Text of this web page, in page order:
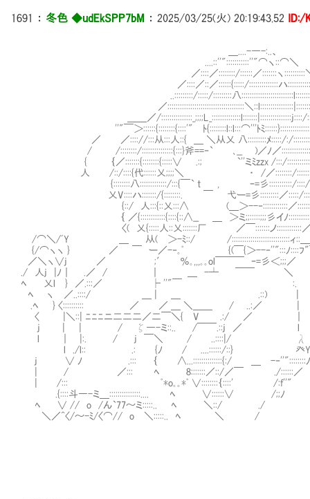
1691 ： 冬色 ◆udEkSPP7bM ： 2025/03/25(火) 20:19:43.52 ID:/
＿....-―-:..、
....::''":::::::::::''"⌒ヽ::⌒＼
／::::／::::::::/::::::／:::::::ヽ::::::::::
／::::／::／::::::{:::::/::::::::::::::ハ
..:::::::::/:::::/:::::::::八
／:::::::::::::::::::::::::::::::::::::＼::l::::::::::::::::|:::::::ﾊ
＿＿／/:::::::::::::::_;;;;L_::::::::::::::l:::::::|:::::::::::::::j::::/
''"￣＞::::::{::::::::{::::'" ﾄ{::::::::l::l:::⌒'''ﾄﾐ
／ ／:::://:::从:::人::{ ＿ ＼从乂 八:::::::::ﾒ:::::/:/
/ /::::::::/:::::::::::::::{:::}斧==‐` ､__ )／ﾉ／
{ ｛／:::::::{::::::::{:::::∨ .:; `''ミﾐzzx /:::/
人 /::/::::{代::::::乂;;;;＼ ・ /／::::::::/
{::::::::八:::::::::::::/:::{￣` t , ｰ=彡:::::::::::/::::/
乂V::::ハ:::::::/{::::::::. ￣ 弋ー=彡:::::::::／:::::/
{::/ 人:::{::乂:::∧ (＿＞--‐::::::::::::／
｛ ／{::::::::::::{::::{::∧__ ＿ ＞ミ;;:::::;;;彡イﾉ:::::::::::::/
〈( 乂{:::::人::乂:::::::厂 ／￣:::::::ノ::::::::::::／:::::
/⌒＼/ﾞY ＿ 从( ＞-ﾐ::/ /::::::::::::::::::::::::::::ィ::＿／
{/⌒ヽヽ } ／ ￣ ー／-‐｡ﾟ {(￣{＞--‐''":::ﾉ::::ﾌ"￣￣
／＼ヽ∨j ／ ;′ ％｡,,,｡｡ol￣￣￣ ｰ=彡＜;;;／
./ 人j |ﾉ｜ .／ / ｜ ＿ -┴ ￣￣ ＼ そこ
ﾍ 乂l } ／.:::／ ├ ''"￣ :.
ﾍ ヽ ／..::::/ ＿ | ＿ .::) | 思いつい
.ﾍ } 〈:::::::::: ／ ／ ＿ ＼＿＿ / ..:／ |
〈 |＼::| ﾆﾆﾆニ二二二／二￣＼{ V .:/ ／ ｜ ギア
j | | / ζ―-ミ::.. /￣￣.::j ／ l
l ｜ |:. / j ￣＼ / ..::::|/ λ うーむ、
l ./l:: .: {ﾉ / ....::::::/::} 癶Y
j ∨ ﾉ .::: ｛ ∧...::::::::::::::{:/ ＿ -‐''"::::::::ﾉ
| / ／::: ﾍ 8:::::::／::/／￣ ./::::::／
| /::: ﾟ*o｡｡*ﾟ ∨::::::::｛::::' /:f''"
.{::::斗―-ミ＿:::::::::::::::.... ﾍ ∨::::::∨ /;;ﾉ
ﾍ ∨ // o /ん`77～ミ:::::.. ﾍ ＼::/ ./
＼／^〈/～-ﾐ/〈⌒// o ＼:::::.. ﾍ ＼ /